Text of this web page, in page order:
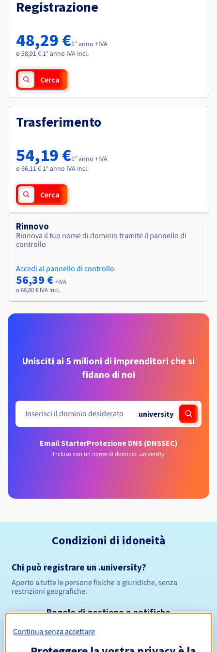
Tariffe
Roadmap & Changelog
Osservabilità
Roadmap & Changelog
Roadmap & Changelog
Roadmap & Changelog
Roadmap & Changelog
Registrazione
48,29 €1° anno +IVA
o 58,91 € 1° anno IVA incl.
Cerca
Trasferimento
54,19 €1° anno +IVA
o 66,11 € 1° anno IVA incl.
Cerca
Rinnovo
Rinnova il tuo nome di dominio tramite il pannello di
controllo
Accedi al pannello di controllo
56,39 € +IVA
o 68,80 € IVA incl.
Unisciti ai 5 milioni di imprenditori che si
fidano di noi
.university
Email StarterProtezione DNS (DNSSEC)
Incluso con un nome di dominio .university
Condizioni di idoneità
Chi può registrare un .university?
Aperto a tutte le persone fisiche o giuridiche, senza
restrizioni geografiche.
Regole di gestione e notifiche
Periodo di registrazione
Continua senza accettare